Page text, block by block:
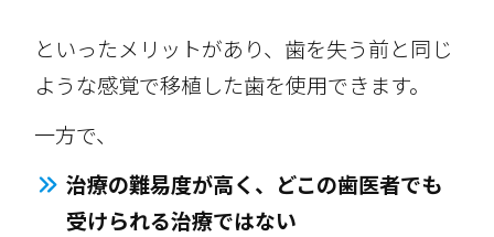
といったメリットがあり、歯を失う前と同じ
ような感覚で移植した歯を使用できます。
一方で、
治療の難易度が高く、どこの歯医者でも
受けられる治療ではない